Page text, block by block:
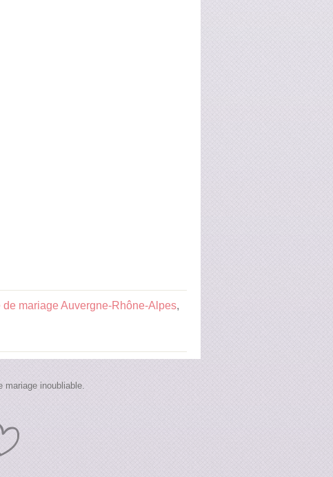
de mariage Auvergne-Rhône-Alpes,
inoubliable.